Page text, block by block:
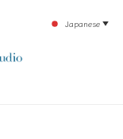
が必ず満足してもらえるこ
Japanese ▼